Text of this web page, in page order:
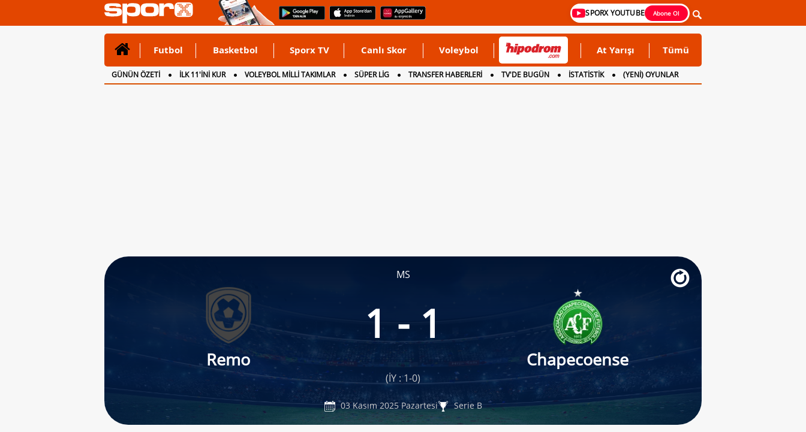
SPORX YOUTUBE Abone Ol
Futbol Basketbol Sporx TV Canlı Skor Voleybol At Yarışı Tümü
GÜNÜN ÖZETİ İLK 11'İNİ KUR VOLEYBOL MİLLİ TAKIMLAR SÜPER LİG TRANSFER HABERLERİ TV'DE BUGÜN İSTATİSTİK
(YENİ) OYUNLAR
CANLI ANLATIM
İNGİLTERE
MS
Remo
1 - 1
Chapecoense
(İY : 1-0)
03 Kasım 2025 Pazartesi Serie B